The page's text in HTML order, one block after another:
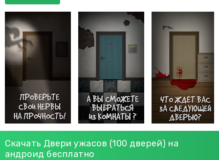
Скачать Двери ужасов (100 дверей) на
андроид бесплатно